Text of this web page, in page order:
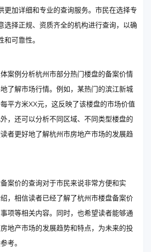
更加详细和专业的查询服务。市民在选择专
选择正规、资质齐全的机构进行查询，以确
可靠性。
案例分析杭州市部分热门楼盘的备案价情
了解市场行情。例如，某热门的滨江新城
平方米XX元，这反映了该楼盘的市场价值
，还可以分析不同区域、不同类型楼盘的
者更好地了解杭州市房地产市场的发展趋
案价的查询对于市民来说非常方便和实
，相信读者已经了解了杭州市楼盘备案价
项等相关内容。同时，也希望读者能够通
地产市场的发展趋势和特点，为未来的投
考。